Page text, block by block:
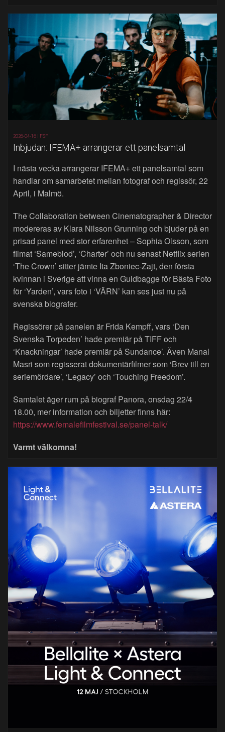
2026-04-16 | FSF
Inbjudan: IFEMA+ arrangerar ett panelsamtal
I nästa vecka arrangerar IFEMA+ ett panelsamtal som
handlar om samarbetet mellan fotograf och regissör, 22
April, i Malmö.
The Collaboration between Cinematographer & Director
modereras av Klara Nilsson Grunning och bjuder på en
prisad panel med stor erfarenhet – Sophia Olsson, som
filmat ‘Sameblod’, ‘Charter’ och nu senast Netflix serien
‘The Crown’ sitter jämte Ita Zboniec-Zajt, den första
kvinnan i Sverige att vinna en Guldbagge för Bästa Foto
för ‘Yarden’, vars foto i ‘VÄRN’ kan ses just nu på
svenska biografer.
Regissörer på panelen är Frida Kempff, vars ‘Den
Svenska Torpeden’ hade premiär på TIFF och
‘Knackningar’ hade premiär på Sundance’. Även Manal
Masri som regisserat dokumentärfilmer som ‘Brev till en
seriemördare’, ‘Legacy’ och ‘Touching Freedom’.
Samtalet äger rum på biograf Panora, onsdag 22/4
18.00, mer information och biljetter finns här:
https://www.femalefilmfestival.se/panel-talk/
Varmt välkomna!